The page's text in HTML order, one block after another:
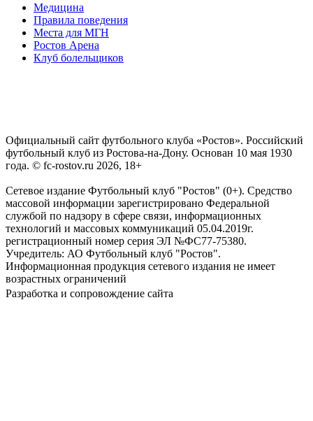
Медицина
Правила поведения
Места для МГН
Ростов Арена
Клуб болельщиков
Официальный сайт футбольного клуба «Ростов». Российский
футбольный клуб из Ростова-на-Дону. Основан 10 мая 1930
года. © fc-rostov.ru 2026, 18+
Сетевое издание Футбольный клуб "Ростов" (0+). Средство
массовой информации зарегистрировано Федеральной
службой по надзору в сфере связи, информационных
технологий и массовых коммуникаций 05.04.2019г.
регистрационный номер серия ЭЛ №ФС77-75380.
Учредитель: АО Футбольный клуб "Ростов".
Информационная продукция сетевого издания не имеет
возрастных ограничений
Разработка и сопровождение сайта